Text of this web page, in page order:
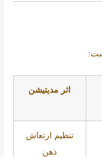
اثر مدیتیشن
تنظیم ارتعاش
ذهن